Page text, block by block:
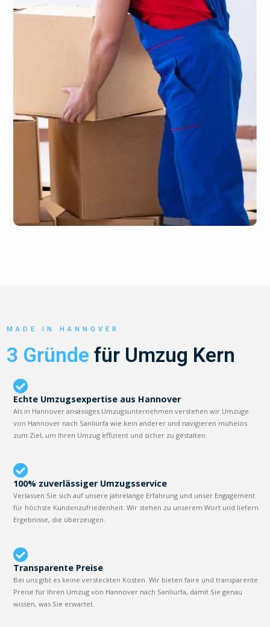
MADE IN HANNOVER
3 Gründe für Umzug Kern
Echte Umzugsexpertise aus Hannover
Als in Hannover ansässiges Umzugsunternehmen verstehen wir Umzüge
von Hannover nach Sanliurfa wie kein anderer und navigieren mühelos
zum Ziel, um Ihren Umzug effizient und sicher zu gestalten.
100% zuverlässiger Umzugsservice
Verlassen Sie sich auf unsere jahrelange Erfahrung und unser Engagement
für höchste Kundenzufriedenheit. Wir stehen zu unserem Wort und liefern
Ergebnisse, die überzeugen.
Transparente Preise
Bei uns gibt es keine versteckten Kosten. Wir bieten faire und transparente
Preise für Ihren Umzug von Hannover nach Sanliurfa, damit Sie genau
wissen, was Sie erwartet.